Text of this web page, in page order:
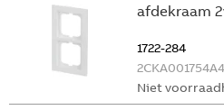
afdekraam
1722-284
Niet